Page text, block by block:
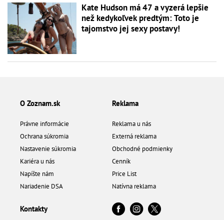
Kate Hudson má 47 a vyzerá lepšie
než kedykoľvek predtým: Toto je
tajomstvo jej sexy postavy!
O Zoznam.sk
Právne informácie
Ochrana súkromia
Nastavenie súkromia
Kariéra u nás
Napíšte nám
Nariadenie DSA
Reklama
Reklama u nás
Externá reklama
Obchodné podmienky
Cenník
Price List
Natívna reklama
Kontakty